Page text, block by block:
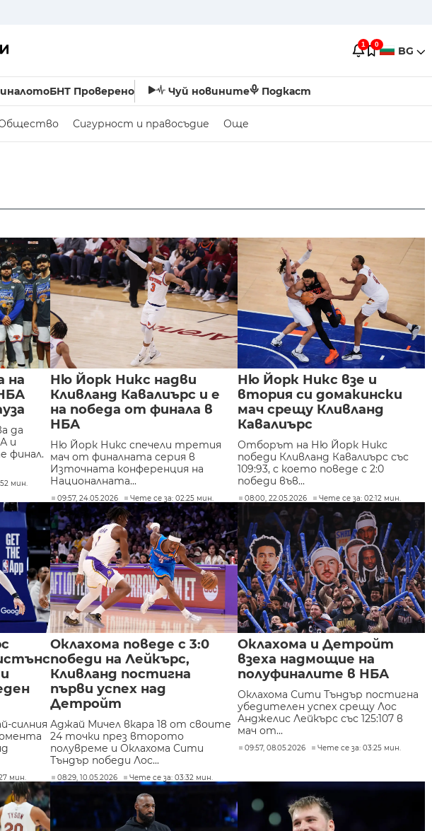
1 0 BG
БНТ Проверено Чуй новините Подкаст
Сигурност и правосъдие Още
на
да
и
финал.
мин.
Ню Йорк Никс надви
Кливланд Кавалиърс и е
на победа от финала в
НБА
Ню Йорк Никс спечели третия
мач от финалната серия в
Източната конференция на
Националната...
09:57, 24.05.2026 Чете се за: 02:25 мин.
Ню Йорк Никс взе и
втория си домакински
мач срещу Кливланд
Кавалиърс
Отборът на Ню Йорк Никс
победи Кливланд Кавалиърс със
109:93, с което поведе с 2:0
победи във...
08:00, 22.05.2026 Чете се за: 02:12 мин.
силния
мин.
Оклахома поведе с 3:0
победи на Лейкърс,
Кливланд постигна
първи успех над
Детройт
Аджай Мичел вкара 18 от своите
24 точки през второто
полувреме и Оклахома Сити
Тъндър победи Лос...
08:29, 10.05.2026 Чете се за: 03:32 мин.
Оклахома и Детройт
взеха надмощие на
полуфиналите в НБА
Оклахома Сити Тъндър постигна
убедителен успех срещу Лос
Анджелис Лейкърс със 125:107 в
мач от...
09:57, 08.05.2026 Чете се за: 03:25 мин.